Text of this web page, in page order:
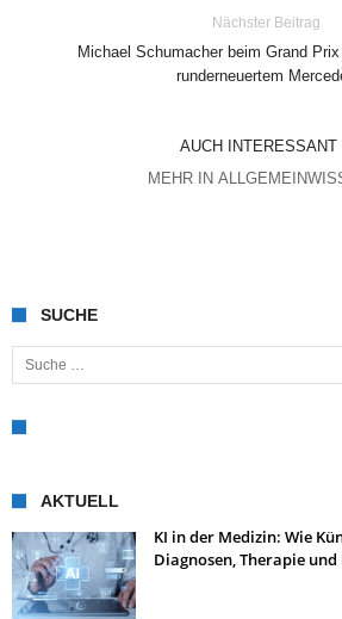
Nächster Beitrag
Michael Schumacher beim Grand
runderneuertem
AUCH INTERESSANT
MEHR IN
SUCHE
Suche nach:
AKTUELL
KI in der Medizin: Wie
Diagnosen, Therapie